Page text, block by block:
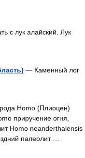
с лук алайский. Лук
— Каменный лог
Homo (Плиоцен)
приручение огня,
Homo neanderthalensis
палеолит …